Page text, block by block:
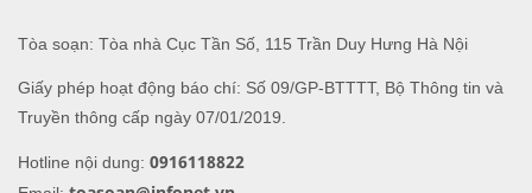
Tòa soạn: Tòa nhà Cục Tần Số, 115 Trần Duy Hưng Hà Nội
Giấy phép hoạt động báo chí: Số 09/GP-BTTTT, Bộ Thông tin và
Truyền thông cấp ngày 07/01/2019.
Hotline nội dung: 0916118822